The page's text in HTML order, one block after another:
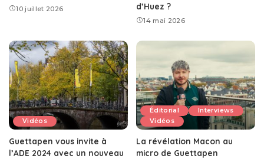
10 juillet 2026
d’Huez ?
14 mai 2026
Vidéos
Guettapen vous invite à
l’ADE 2024 avec un nouveau
Éditorial
Interviews
Vidéos
La révélation Macon au
micro de Guettapen